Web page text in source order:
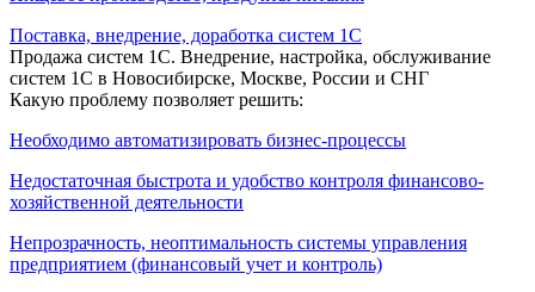
Поставка, внедрение, доработка систем 1С
Продажа систем 1С. Внедрение, настройка, обслуживание
систем 1С в Новосибирске, Москве, России и СНГ
Какую проблему позволяет решить:
Необходимо автоматизировать бизнес-процессы
Недостаточная быстрота и удобство контроля финансово-
хозяйственной деятельности
Непрозрачность, неоптимальность системы управления
предприятием (финансовый учет и контроль)